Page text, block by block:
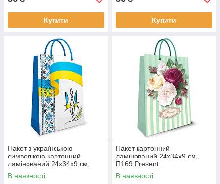
Купити Купити
Пакет з українською
символікою картонний
ламінований 24х34х9 см,
П165 Тризуб
В наявності
Пакет картонний
ламінований 24х34х9 см,
П169 Present
В наявності